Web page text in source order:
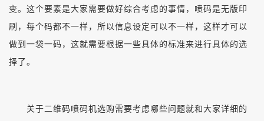
变。这个要素是大家需要做好综合考虑的事情，喷码是无版印
刷，每个码都不一样，所以信息设定可以不一样，这样才可以
做到一袋一码，这就需要根据一些具体的标准来进行具体的选
择了。
关于二维码喷码机选购需要考虑哪些问题就和大家详细的